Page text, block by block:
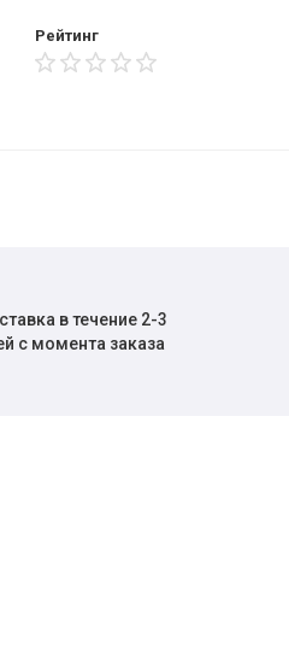
Рейтинг
в течение 2-3
с момента заказа